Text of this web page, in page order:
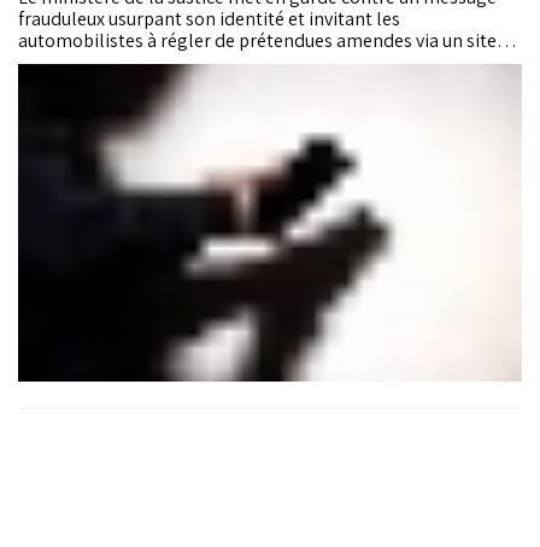
frauduleux usurpant son identité et invitant les
automobilistes à régler de prétendues amendes via un site
internet falsifié. Les autorités appellent à la vigilance face à
cette nouvelle tentative d’escroquerie en ligne.